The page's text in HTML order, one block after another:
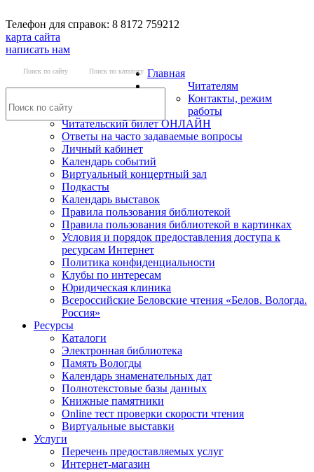
Телефон для справок: 8 8172 759212
карта сайта
написать нам
Поиск по сайту Поиск по каталогу Главная
Читателям
Контакты, режим
работы
Читательский билет ОНЛАЙН
Ответы на часто задаваемые вопросы
Личный кабинет
Календарь событий
Виртуальный концертный зал
Подкасты
Календарь выставок
Правила пользования библиотекой
Правила пользования библиотекой в картинках
Условия и порядок предоставления доступа к
ресурсам Интернет
Политика конфиденциальности
Клубы по интересам
Юридическая клиника
Всероссийские Беловские чтения «Белов. Вологда.
Россия»
Ресурсы
Каталоги
Электронная библиотека
Память Вологды
Календарь знаменательных дат
Полнотекстовые базы данных
Книжные памятники
Online тест проверки скорости чтения
Виртуальные выставки
Услуги
Перечень предоставляемых услуг
Интернет-магазин